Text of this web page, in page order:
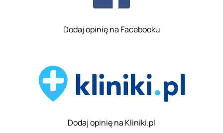
Dodaj opinię na Facebooku
Dodaj opinię na Kliniki.pl